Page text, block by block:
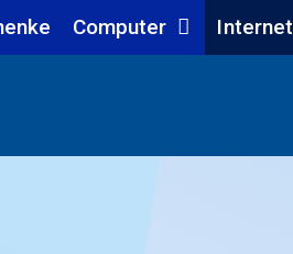
Computer Internet